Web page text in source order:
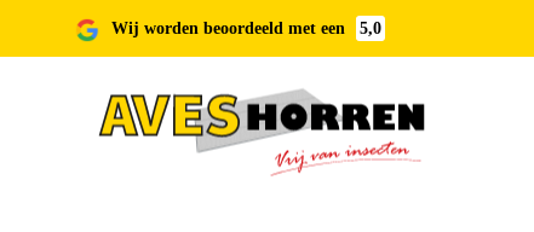
Wij worden beoordeeld met een 5,0